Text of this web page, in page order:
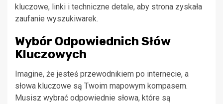
kluczowe, linki i techniczne detale, aby strona zyskała
zaufanie wyszukiwarek.
Wybór Odpowiednich Słów
Kluczowych
Imagine, że jesteś przewodnikiem po internecie, a
słowa kluczowe są Twoim mapowym kompasem.
Musisz wybrać odpowiednie słowa, które są